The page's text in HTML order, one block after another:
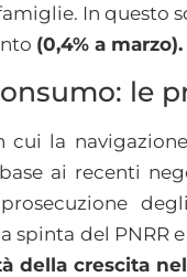
In questo
(0,4% a marzo).
le
cui la
ai recenti
spinta del PNRR
della crescita